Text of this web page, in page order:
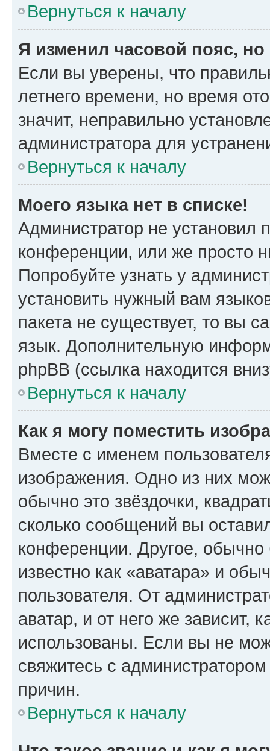
Вернуться к началу
Я изменил часовой пояс,
Если вы уверены, что
летнего времени, но время
значит, неправильно
администратора для
Вернуться к началу
Моего языка нет в списке!
Администратор не установил
конференции, или же просто
Попробуйте узнать у
установить нужный вам
пакета не существует, то вы
язык. Дополнительную
phpBB (ссылка находится
Вернуться к началу
Как я могу поместить
Вместе с именем
изображения. Одно из них
обычно это звёздочки,
сколько сообщений вы
конференции. Другое,
известно как «аватара» и
пользователя. От
аватар, и от него же зависит,
использованы. Если вы не
свяжитесь с
причин.
Вернуться к началу